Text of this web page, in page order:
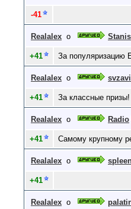
-41
Realalex о
+41 За популяризацию
Realalex о
+41 За классные призы!
Realalex о Radio
+41 Самому крупному
Realalex о
+41
Realalex о